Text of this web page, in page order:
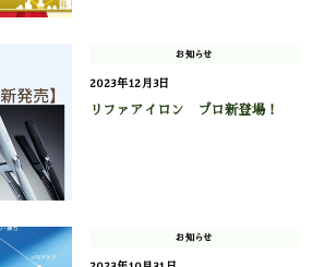
お知らせ
2023年12月3日
リファアイロン プロ新登場！
お知らせ